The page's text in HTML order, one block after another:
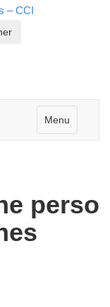
Menu
perso